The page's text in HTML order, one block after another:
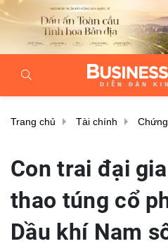
Trang chủ Tài chính
Con trai đại
thao túng cổ
Dầu khí Nam